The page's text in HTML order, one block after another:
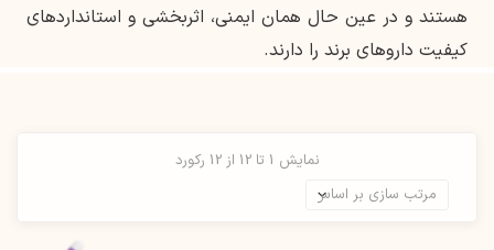
هستند و در عین حال همان ایمنی، اثربخشی و استانداردهای
کیفیت داروهای برند را دارند.
نمایش 1 تا 12 از 12 رکورد